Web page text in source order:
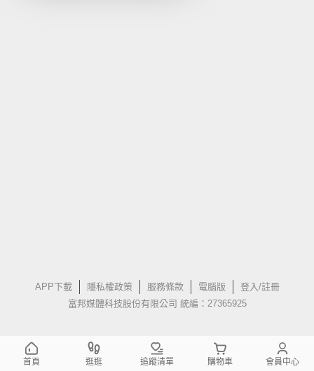
APP下載 隱私權政策 服務條款 電腦版
登入/註冊
富邦媒體科技股份有限公司 統編：27365925
首頁 逛逛 追蹤清單 購物車 會員中心